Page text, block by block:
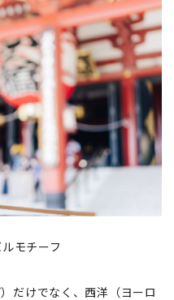
モチーフ
だけでなく、西洋（ヨーロ